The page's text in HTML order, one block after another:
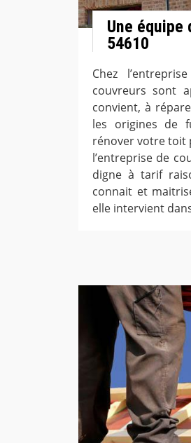
Une équipe
54610
Chez
couvreurs sont
convient, à
les origines de
rénover votre toit
l’entreprise de
digne à tarif
connait et
elle intervient